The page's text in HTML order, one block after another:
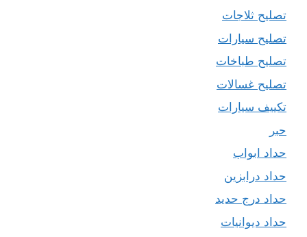
تصليح ثلاجات
تصليح سيارات
تصليح طباخات
تصليح غسالات
تكييف سيارات
حبر
حداد ابواب
حداد درابزين
حداد درج حديد
حداد ديوانيات